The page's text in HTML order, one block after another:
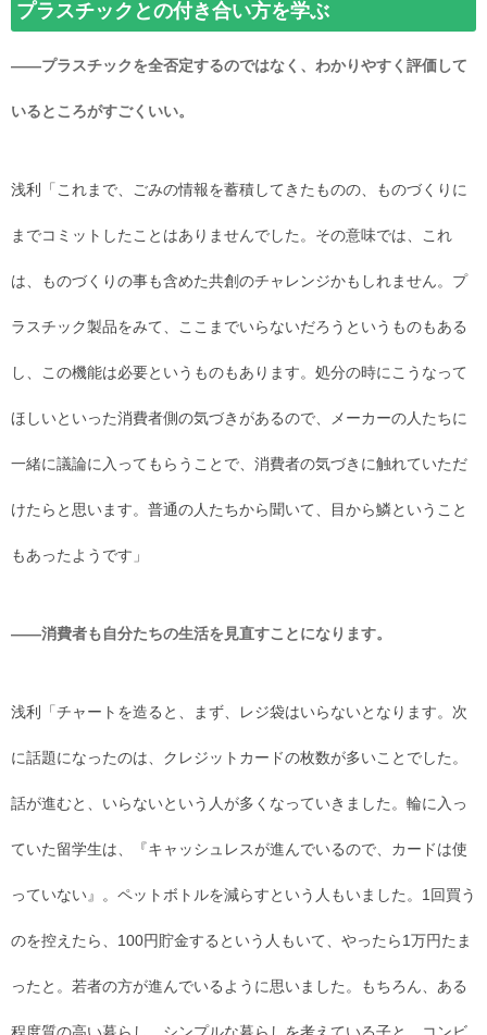
プラスチックとの付き合い方を学ぶ
――プラスチックを全否定するのではなく、わかりやすく評価して
いるところがすごくいい。
浅利「これまで、ごみの情報を蓄積してきたものの、ものづくりに
までコミットしたことはありませんでした。その意味では、これ
は、ものづくりの事も含めた共創のチャレンジかもしれません。プ
ラスチック製品をみて、ここまでいらないだろうというものもある
し、この機能は必要というものもあります。処分の時にこうなって
ほしいといった消費者側の気づきがあるので、メーカーの人たちに
一緒に議論に入ってもらうことで、消費者の気づきに触れていただ
けたらと思います。普通の人たちから聞いて、目から鱗ということ
もあったようです」
――消費者も自分たちの生活を見直すことになります。
浅利「チャートを造ると、まず、レジ袋はいらないとなります。次
に話題になったのは、クレジットカードの枚数が多いことでした。
話が進むと、いらないという人が多くなっていきました。輪に入っ
ていた留学生は、『キャッシュレスが進んでいるので、カードは使
っていない』。ペットボトルを減らすという人もいました。1回買う
のを控えたら、100円貯金するという人もいて、やったら1万円たま
ったと。若者の方が進んでいるように思いました。もちろん、ある
程度質の高い暮らし、シンプルな暮らしを考えている子と、コンビ